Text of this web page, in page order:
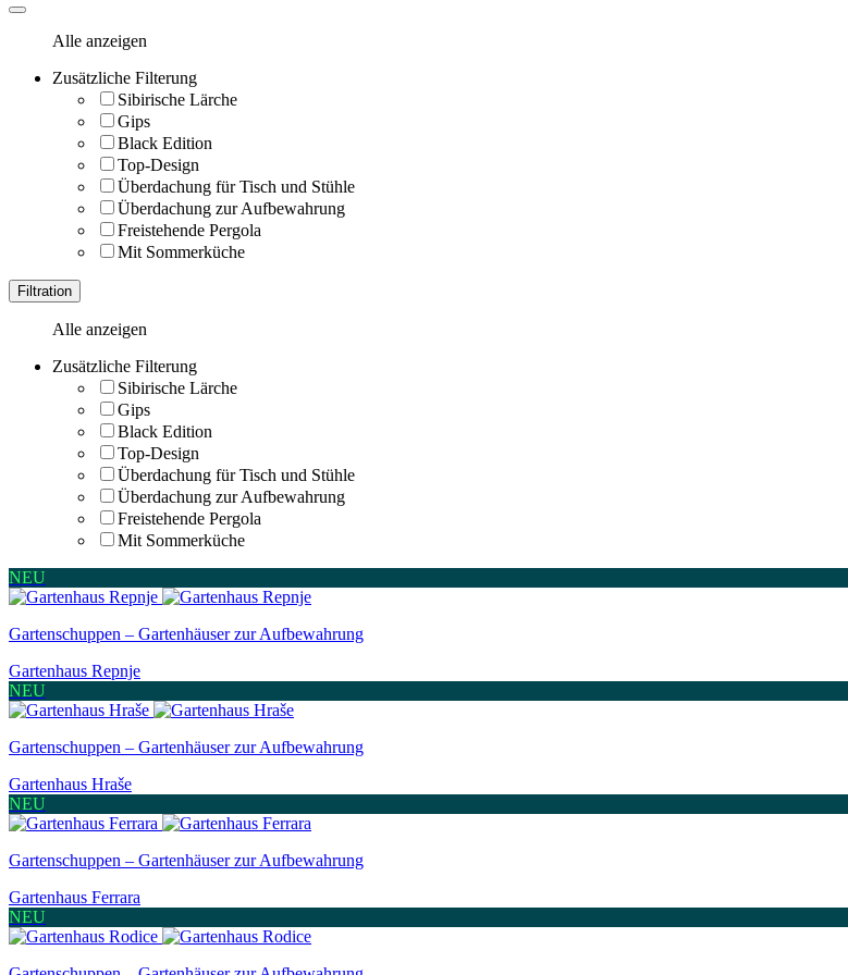
Alle anzeigen
Zusätzliche Filterung
Sibirische Lärche
Gips
Black Edition
Top-Design
Überdachung für Tisch und Stühle
Überdachung zur Aufbewahrung
Freistehende Pergola
Mit Sommerküche
Filtration
Alle anzeigen
Zusätzliche Filterung
Sibirische Lärche
Gips
Black Edition
Top-Design
Überdachung für Tisch und Stühle
Überdachung zur Aufbewahrung
Freistehende Pergola
Mit Sommerküche
NEU
Gartenschuppen – Gartenhäuser zur Aufbewahrung
Gartenhaus Repnje
NEU
Gartenschuppen – Gartenhäuser zur Aufbewahrung
Gartenhaus Hraše
NEU
Gartenschuppen – Gartenhäuser zur Aufbewahrung
Gartenhaus Ferrara
NEU